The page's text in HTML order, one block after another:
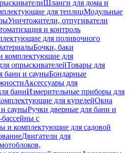
Шланги для дома и
для теплицМодульные
Уничтожители, отпугиватели
и контроль
для поливочного
Бочки, баки
комплектующие для
опрыскивателейТовары для
бани и сауныБондарные
Аксессуары для
баниИзмерительные приборы для
для купелейОкна
сауныРучки дверные для бани и
с
и комплектующие для садовой
Двигатели для